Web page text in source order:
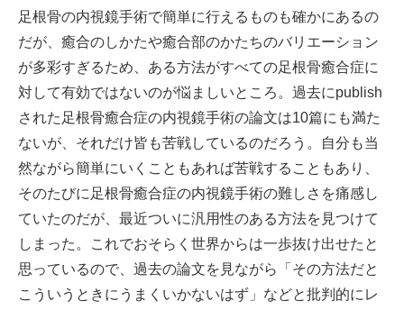
足根骨の内視鏡手術で簡単に行えるものも確かにあるの
だが、癒合のしかたや癒合部のかたちのバリエーション
が多彩すぎるため、ある方法がすべての足根骨癒合症に
対して有効ではないのが悩ましいところ。過去にpublish
された足根骨癒合症の内視鏡手術の論文は10篇にも満た
ないが、それだけ皆も苦戦しているのだろう。自分も当
然ながら簡単にいくこともあれば苦戦することもあり、
そのたびに足根骨癒合症の内視鏡手術の難しさを痛感し
ていたのだが、最近ついに汎用性のある方法を見つけて
しまった。これでおそらく世界からは一歩抜け出せたと
思っているので、過去の論文を見ながら「その方法だと
こういうときにうまくいかないはず」などと批判的にレ